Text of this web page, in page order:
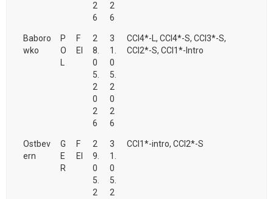
2
6
2
6
Baboro
wko
P
O
F
EI
2
8.
0
5.
2
0
2
6
3
1.
0
5.
2
0
2
6
CCI4*-L, CCI4*-S, CCI3*-S,
CCI2*-S, CCI1*-Intro
Ostbev
ern
G
E
R
F
EI
2
9.
0
5.
2
3
1.
0
5.
2
CCI1*-intro, CCI2*-S